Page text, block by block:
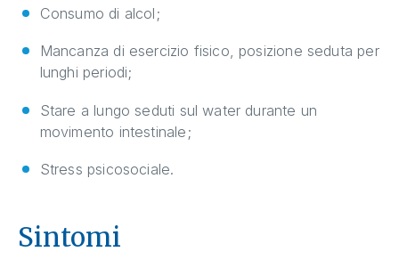
Consumo di alcol;
Mancanza di esercizio fisico, posizione seduta per
lunghi periodi;
Stare a lungo seduti sul water durante un
movimento intestinale;
Stress psicosociale.
Sintomi